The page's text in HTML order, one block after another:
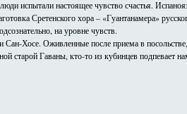
испытали настоящее чувство счастья.
Сретенского хора – «Гуантанамера»
на уровне чувств.
Хосе. Оживленные после приема в
старой Гаваны, кто-то из кубинцев подпевает